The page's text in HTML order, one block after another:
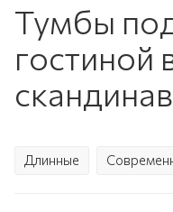
Тумбы
гостиной
Длинные